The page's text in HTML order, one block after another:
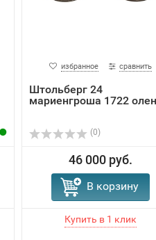
избранное сравнить
Штольберг 24
мариенгроша 1722
(0)
46 000 руб.
В корзину